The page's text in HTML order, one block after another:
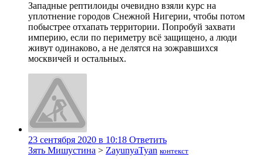
Западные рептилоиды очевидно взяли курс на
уплотнение городов Снежной Нигерии, чтобы потом
побыстрее отхапать территории. Попробуй захвати
империю, если по периметру всё защищено, а люди
живут одинаково, а не делятся на зожравшихся
москвичей и остальных.
23 сентября 2020 в 10:18 Ответить
Зять Мишустина > ZayunyaTyan контекст